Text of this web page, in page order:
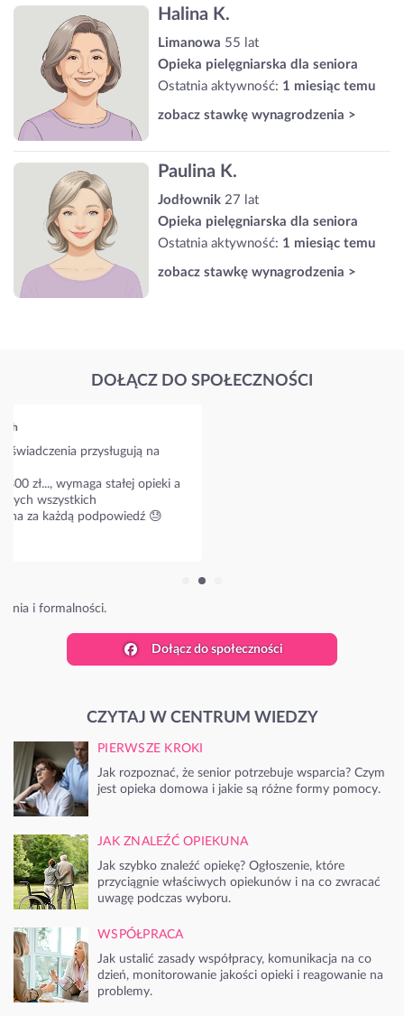
Halina K.
Limanowa 55 lat
Opieka pielęgniarska dla seniora
Ostatnia aktywność: 1 miesiąc temu
zobacz stawkę wynagrodzenia >
Paulina K.
Jodłownik 27 lat
Opieka pielęgniarska dla seniora
Ostatnia aktywność: 1 miesiąc temu
zobacz stawkę wynagrodzenia >
DOŁĄCZ DO SPOŁECZNOŚCI
Mój tata ma Alzheimera, pomagałam mu przez pół roku, ale
zatrudnić. Ale jak to zrobić?
Jak wygląda kwestia umowy i ile kosztuje taka calodobowa
opiekunka?
Dołącz do społeczności
CZYTAJ W CENTRUM WIEDZY
PIERWSZE KROKI
Jak rozpoznać, że senior potrzebuje wsparcia? Czym
jest opieka domowa i jakie są różne formy pomocy.
JAK ZNALEŹĆ OPIEKUNA
Jak szybko znaleźć opiekę? Ogłoszenie, które
przyciągnie właściwych opiekunów i na co zwracać
uwagę podczas wyboru.
WSPÓŁPRACA
Jak ustalić zasady współpracy, komunikacja na co
dzień, monitorowanie jakości opieki i reagowanie na
problemy.